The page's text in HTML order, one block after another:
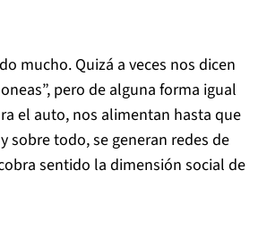
mucho. Quizá a veces nos dicen
pero de alguna forma igual
el auto, nos alimentan hasta que
sobre todo, se generan redes de
sentido la dimensión social de